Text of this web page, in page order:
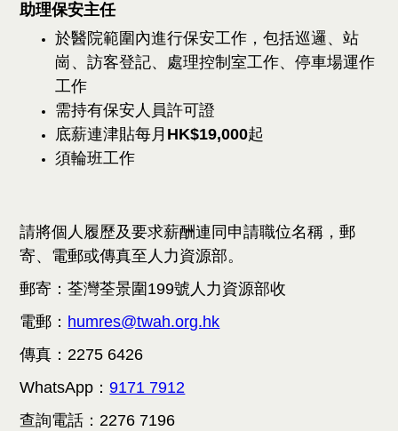
助理保安主任
於醫院範圍內進行保安工作，包括巡邏、站
崗、訪客登記、處理控制室工作、停車場運作
工作
需持有保安人員許可證
底薪連津貼每月 HK$19,000起
須輪班工作
請將個人履歷及要求薪酬連同申請職位名稱，郵
寄、電郵或傳真至人力資源部。
郵寄：荃灣荃景圍199號人力資源部收
電郵： humres@twah.org.hk
傳真：2275 6426
WhatsApp：9171 7912
查詢電話：2276 7196